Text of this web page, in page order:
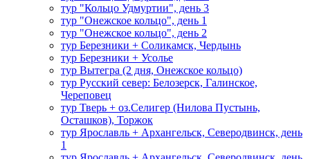
тур "Кольцо Удмуртии", день 3
тур "Онежское кольцо", день 1
тур "Онежское кольцо", день 2
тур Березники + Соликамск, Чердынь
тур Березники + Усолье
тур Вытегра (2 дня, Онежское кольцо)
тур Русский север: Белозерск, Галинское,
Череповец
тур Тверь + оз.Селигер (Нилова Пустынь,
Осташков), Торжок
тур Ярославль + Архангельск, Северодвинск, день
1